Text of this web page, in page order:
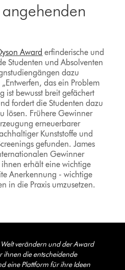
Award erfinderische und
Studenten und Absolventen
dazu
das ein Problem
ist bewusst breit gefächert
fordert die Studenten dazu
lösen. Frühere Gewinner
erneuerbarer
Kunststoffe und
gefunden. James
Gewinner
erhält eine wichtige
Anerkennung - wichtige
in die Praxis umzusetzen.
verändern und der Award
ihnen die entscheidende
eine Plattform für ihre Ideen